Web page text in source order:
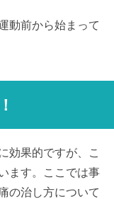
動前から始まって
効果的ですが、こ
ます。ここでは事
の治し方について